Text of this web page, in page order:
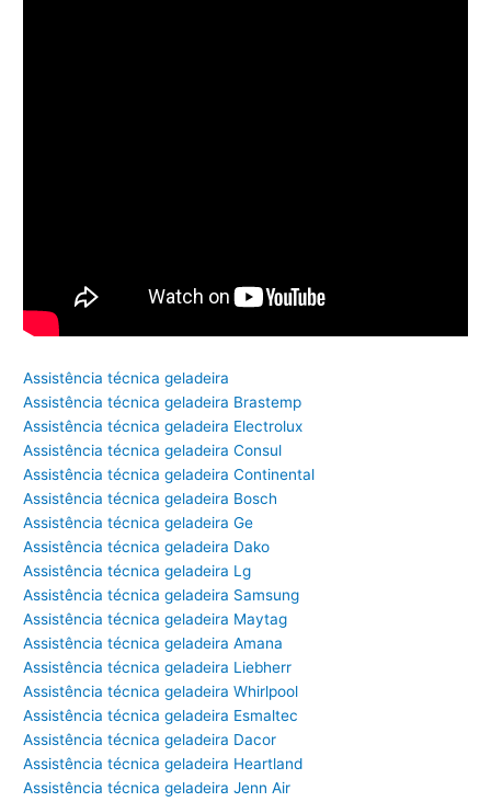
Assistência técnica geladeira
Assistência técnica geladeira Brastemp
Assistência técnica geladeira Electrolux
Assistência técnica geladeira Consul
Assistência técnica geladeira Continental
Assistência técnica geladeira Bosch
Assistência técnica geladeira Ge
Assistência técnica geladeira Dako
Assistência técnica geladeira Lg
Assistência técnica geladeira Samsung
Assistência técnica geladeira Maytag
Assistência técnica geladeira Amana
Assistência técnica geladeira Liebherr
Assistência técnica geladeira Whirlpool
Assistência técnica geladeira Esmaltec
Assistência técnica geladeira Dacor
Assistência técnica geladeira Heartland
Assistência técnica geladeira Jenn Air